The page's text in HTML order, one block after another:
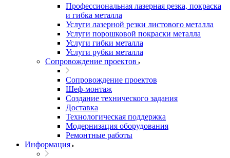
Профессиональная лазерная резка, покраска
и гибка металла
Услуги лазерной резки листового металла
Услуги порошковой покраски металла
Услуги гибки металла
Услуги рубки металла
Сопровождение проектов
Сопровождение проектов
Шеф-монтаж
Создание технического задания
Доставка
Технологическая поддержка
Модернизация оборудования
Ремонтные работы
Информация